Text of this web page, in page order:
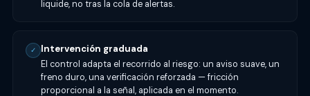
liquide, no tras la cola de alertas.
✓ Intervención graduada
El control adapta el recorrido al riesgo: un aviso suave, un
freno duro, una verificación reforzada — fricción
proporcional a la señal, aplicada en el momento.